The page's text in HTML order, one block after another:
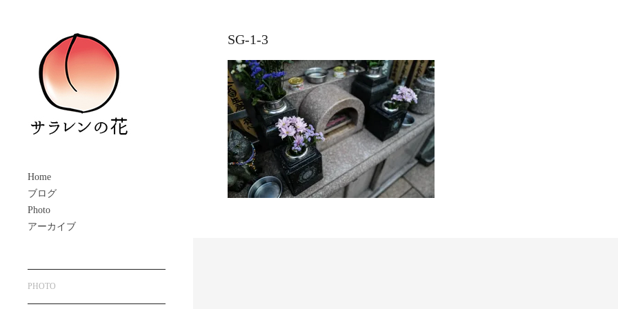
Home
ブログ
Photo
アーカイブ
PHOTO
SG-1-3